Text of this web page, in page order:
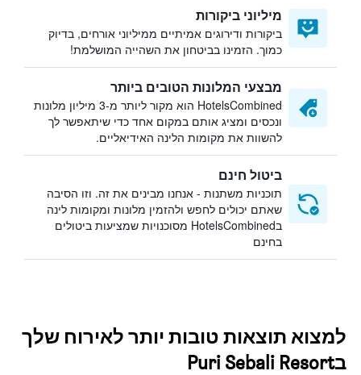
מיליוני ביקורות
ביקורות ודירוגים אמיתיים ממיליוני אורחים, בדיוק
כמוך. הזמינו בביטחון את השהייה המושלמת!
מבצעי המלונות הטובים ביותר
HotelsCombined הוא מקור ליותר מ-3 מיליון מלונות
ונכסים ומציג אותם במקום אחד כדי שיתאפשר לך
להשוות את מקומות הלינה האידיאליים.
ביטול חינם
תוכניות משתנות - אנחנו מבינים את זה. וזו הסיבה
שאתם יכולים לחפש ולהזמין מלונות ומקומות לינה
בHotelsCombined מסוכנויות שמציעות ביטולים
בחינם
למצוא תוצאות טובות יותר לאירוח שלך
בPuri Sebali Resort